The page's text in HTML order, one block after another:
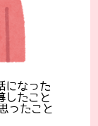
になった
したこと
ったこと